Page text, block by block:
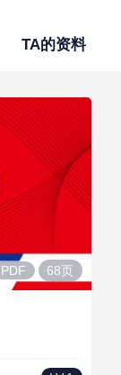
TA的资料
PDF 68页